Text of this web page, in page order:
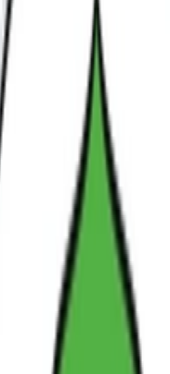
beroperasi sebagai
resmi menjadi universitas
presiden. Perannya
dan pengabdian kepada
regional dan
resmi institusi, logo
penanda visual penting
Logo
dijelaskan sebagai tanda
pengetahuan, semangat
yang terkait dengan nama
sangat selaras
institusi. Logo ini
institusi atau singkatan
keterkenalan tanda tersebut
Universitas Samudra
resmi, bukan sekadar